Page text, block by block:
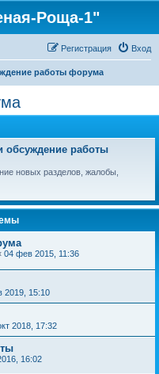
Роща-1"
Вход
Регистрация
работы форума
обсуждение работы
новых разделов, жалобы,
04 фев 2015, 11:36
2019, 15:10
2018, 17:32
16:02